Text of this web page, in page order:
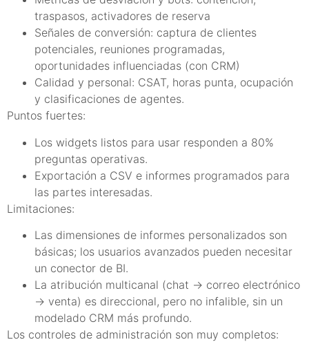
traspasos, activadores de reserva
Señales de conversión: captura de clientes
potenciales, reuniones programadas,
oportunidades influenciadas (con CRM)
Calidad y personal: CSAT, horas punta, ocupación
y clasificaciones de agentes.
Puntos fuertes:
Los widgets listos para usar responden a 80%
preguntas operativas.
Exportación a CSV e informes programados para
las partes interesadas.
Limitaciones:
Las dimensiones de informes personalizados son
básicas; los usuarios avanzados pueden necesitar
un conector de BI.
La atribución multicanal (chat → correo electrónico
→ venta) es direccional, pero no infalible, sin un
modelado CRM más profundo.
Los controles de administración son muy completos: